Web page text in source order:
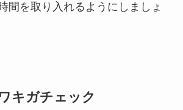
間を取り入れるようにしましょ
キガチェック